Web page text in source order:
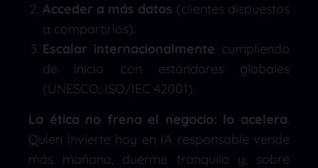
Acceder a más datos (clientes dispuestos
a compartirlos).
Escalar internacionalmente cumpliendo
de inicio con estándares globales
(UNESCO, ISO/IEC 42001).
La ética no frena el negocio: lo acelera.
Quien invierte hoy en IA responsable vende
más mañana, duerme tranquilo y, sobre